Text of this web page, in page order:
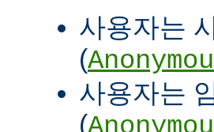
사용자는
(
사용자는
(